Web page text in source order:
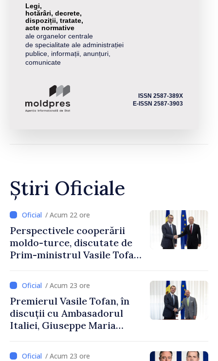
Legi,
hotărâri, decrete,
dispoziții, tratate,
acte normative
ale organelor centrale
de specialitate ale administrației
publice, informații, anunțuri,
comunicate
ISSN 2587-389X
E-ISSN 2587-3903
Știri Oficiale
/ Acum 22 ore
Perspectivele cooperării
moldo-turce, discutate de
Prim-ministrul Vasile Tofan
Uygar Mustafa Sertel
/ Acum 23 ore
Premierul Vasile Tofan, în
discuții cu Ambasadorul
Italiei, Giuseppe Maria
/ Acum 23 ore